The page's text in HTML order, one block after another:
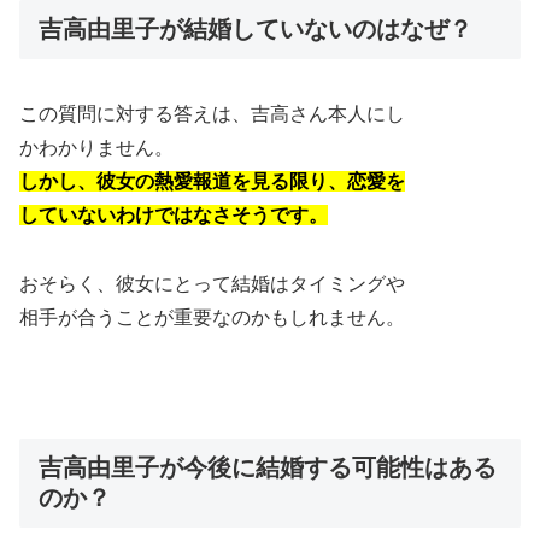
吉高由里子が結婚していないのはなぜ？
この質問に対する答えは、吉高さん本人にし
かわかりません。
しかし、彼女の熱愛報道を見る限り、恋愛を
していないわけではなさそうです。
おそらく、彼女にとって結婚はタイミングや
相手が合うことが重要なのかもしれません。
吉高由里子が今後に結婚する可能性はある
のか？